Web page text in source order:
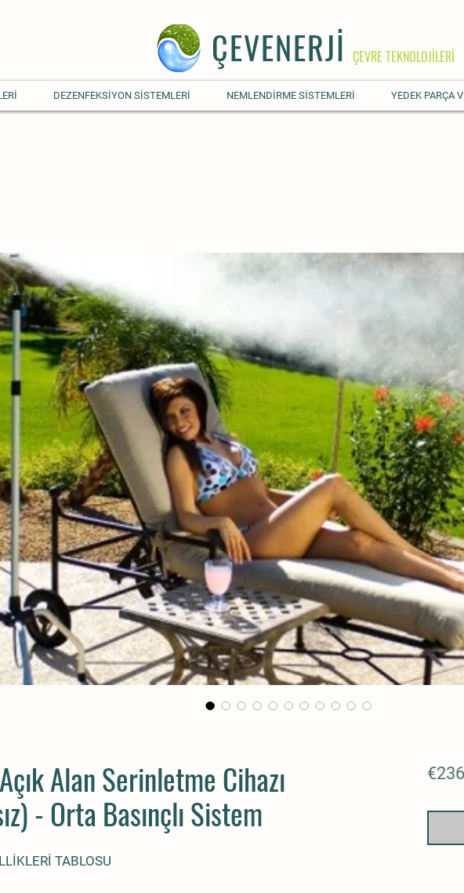
DEZENFEKSİYON SİSTEMLERİ NEMLENDİRME SİSTEMLERİ YEDEK PARÇA
ÇEVRE TEKNOLOJİLERİ
ÇEVENERJİ
Alan Serinletme Cihazı
- Orta Basınçlı Sistem
TABLOSU